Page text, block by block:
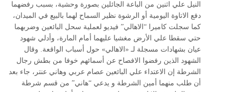
النيل علي اثنين من الباعة الجائلين بصورة وحشية، بسبب رفضهما
دفع الاتاوة اليومية أو الرشوة نظير السماح لهما بالبيع في الميدان،
كما سجلت كاميرا “الاهالي” فيديو لعملية سحل البائعين وضربهما
حتي سقطا علي الأرض مغشيا عليهما أمام المارة، وأدلي شهود
عيان بشهادات مسجلة لـ «الاهالي» حول أسباب الواقعة. وقال
الشهود الذين رفضوا الافصاح عن أسمائهم خوفا من بطش رجال
الشرطة إن الاعتداء علي البائعين عصام عربي وهاني عنتر، جاء بعد
أن طلب منهما أمين الشرطة و يدعي “هاني” من قسم شرطة